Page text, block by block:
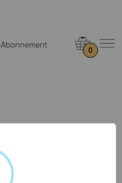
Abonnement
0